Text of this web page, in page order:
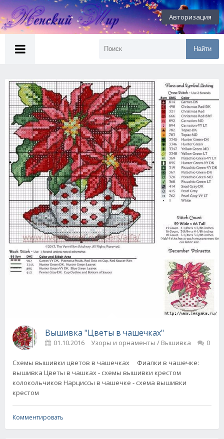
Авторизация
Найти
Вышивка "Цветы в чашечках"
01.10.2016 Узоры и орнаменты / Вышивка 0
Схемы вышивки цветов в чашечках Фиалки в чашечке:
вышивка Цветы в чашках - схемы вышивки крестом
колокольчиков Нарциссы в чашечке - схема вышивки
крестом
Комментировать